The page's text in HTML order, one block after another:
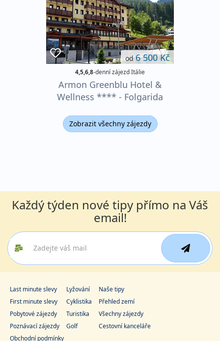
od6 500 Kč
4,5,6,8-denní zájezd Itálie
Armon Greenblu Hotel &
Wellness **** - Folgarida
Zobrazit všechny zájezdy
Každý týden nové tipy přímo na Váš
email!
Last minute slevy
First minute slevy
Pobytové zájezdy
Poznávací zájezdy
Lyžování
Cyklistika
Turistika
Golf
Naše tipy
Přehled zemí
Všechny zájezdy
Cestovní kanceláře
Obchodní podmínky